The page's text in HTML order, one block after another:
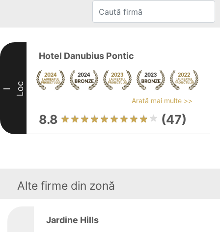
I Loc
Hotel Danubius Pontic
Arată mai multe >>
8.8 (47)
Alte firme din zonă
Jardine Hills